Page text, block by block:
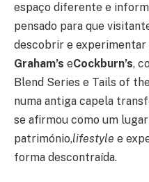
espaço diferente e
pensado para que
descobrir e experimentar
Graham’s eCockburn’s,
Blend Series e Tails of
numa antiga capela
se afirmou como um
património,lifestyle e
forma descontraída.